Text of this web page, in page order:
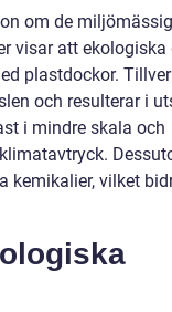
om de
visar att ekologiska
plastdockor.
och resulterar i
i mindre skala och
kemikalier, vilket